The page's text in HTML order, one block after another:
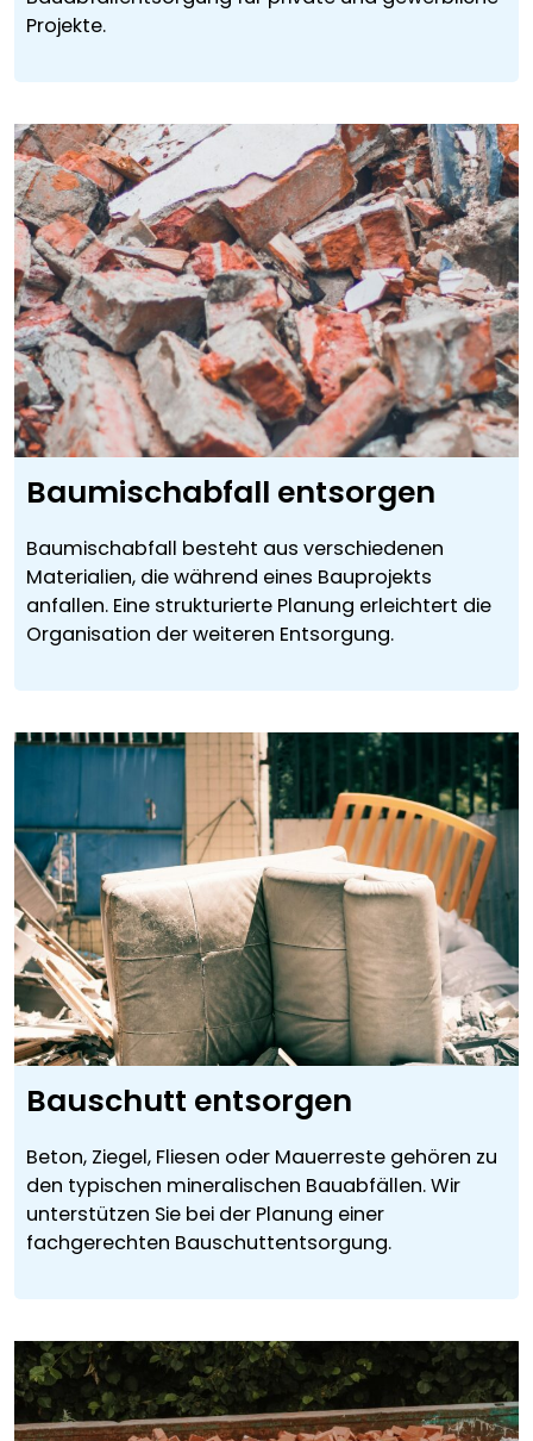
Projekte.
Baumischabfall entsorgen
Baumischabfall besteht aus verschiedenen
Materialien, die während eines Bauprojekts
anfallen. Eine strukturierte Planung erleichtert die
Organisation der weiteren Entsorgung.
Bauschutt entsorgen
Beton, Ziegel, Fliesen oder Mauerreste gehören zu
den typischen mineralischen Bauabfällen. Wir
unterstützen Sie bei der Planung einer
fachgerechten Bauschuttentsorgung.